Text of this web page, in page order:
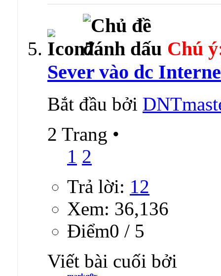
Chú
Sever vào dc
Bắt đầu bởi
2 Trang •
1 2
Trả lời: 12
Xem: 36,136
Ðiểm0 / 5
Viết bài cuối bởi